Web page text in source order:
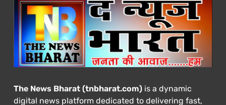
The News Bharat (tnbharat.com) is a dynamic
digital news platform dedicated to delivering fast,